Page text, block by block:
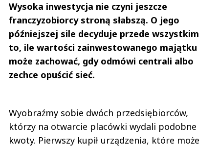
Wysoka inwestycja nie czyni jeszcze
franczyzobiorcy stroną słabszą. O jego
późniejszej sile decyduje przede wszystkim
to, ile wartości zainwestowanego majątku
może zachować, gdy odmówi centrali albo
zechce opuścić sieć.
Wyobraźmy sobie dwóch przedsiębiorców,
którzy na otwarcie placówki wydali podobne
kwoty. Pierwszy kupił urządzenia, które może